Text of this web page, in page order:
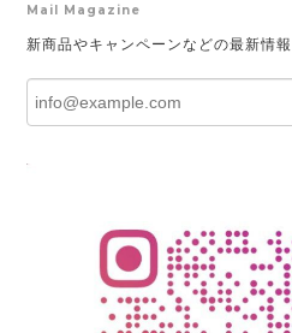
Mail Magazine
新商品やキャンペーンなどの最新情